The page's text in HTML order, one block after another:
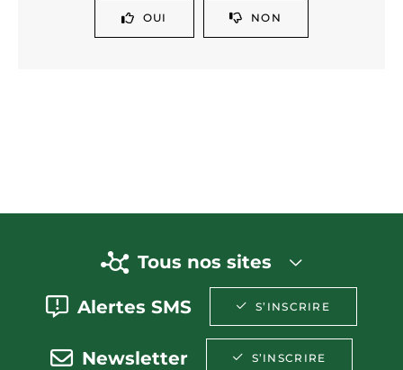
OUI NON
Tous nos sites
Alertes SMS S’INSCRIRE
Newsletter S’INSCRIRE